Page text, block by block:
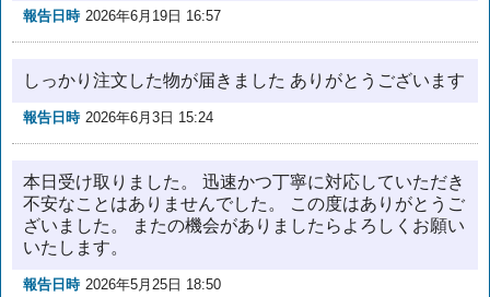
報告日時 2026年6月19日 16:57
しっかり注文した物が届きました ありがとうございます
報告日時 2026年6月3日 15:24
本日受け取りました。 迅速かつ丁寧に対応していただき
不安なことはありませんでした。 この度はありがとうご
ざいました。 またの機会がありましたらよろしくお願い
いたします。
報告日時 2026年5月25日 18:50